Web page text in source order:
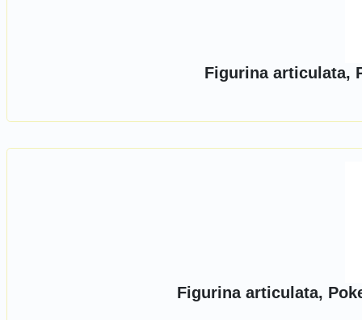
Figurina articulata,
Figurina articulata,